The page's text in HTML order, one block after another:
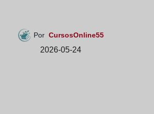
Por CursosOnline55
2026-05-24